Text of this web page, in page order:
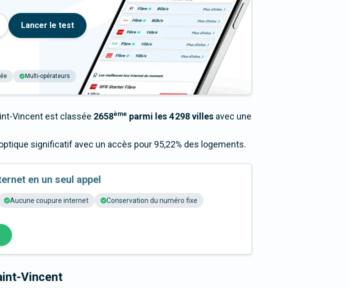
Lancer le test
Multi-opérateurs
Vincent est classée 2658ème parmi les 4 298 villes avec une
significatif avec un accès pour 95,22% des logements.
en un seul appel
Aucune coupure internet Conservation du numéro fixe
Vincent